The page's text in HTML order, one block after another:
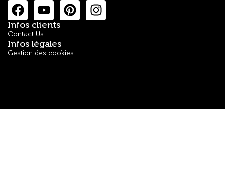
Infos clients
Contact Us
Infos légales
Gestion des cookies